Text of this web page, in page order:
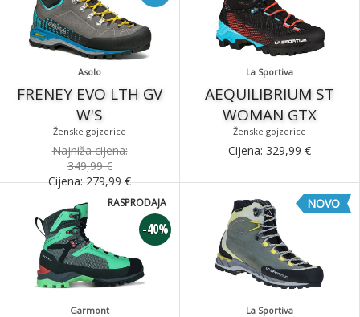
Asolo
FRENEY EVO LTH GV
W'S
Ženske gojzerice
Najniža cijena:
349,99 €
Cijena:279,99€
La Sportiva
AEQUILIBRIUM ST
WOMAN GTX
Ženske gojzerice
Cijena: 329,99 €
Garmont
-40%
RASPRODAJA
La Sportiva
NOVO